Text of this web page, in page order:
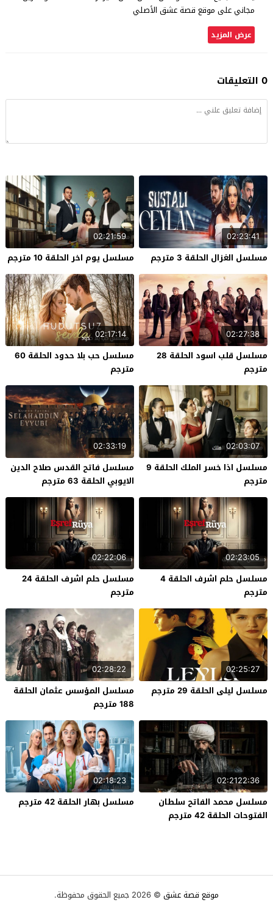
مجاني على موقع قصة عشق الأصلي
عرض المزيد
0 التعليقات
02:23:41
مسلسل الغزال الحلقة 3 مترجم
02:21:59
مسلسل يوم اخر الحلقة 10 مترجم
02:27:38
مسلسل قلب اسود الحلقة 28
مترجم
02:17:14
مسلسل حب بلا حدود الحلقة 60
مترجم
02:03:07
مسلسل اذا خسر الملك الحلقة 9
مترجم
02:33:19
مسلسل فاتح القدس صلاح الدين
الايوبي الحلقة 63 مترجم
02:23:05
مسلسل حلم اشرف الحلقة 4
مترجم
02:22:06
مسلسل حلم اشرف الحلقة 24
مترجم
02:25:27
مسلسل ليلى الحلقة 29 مترجم
02:28:22
مسلسل المؤسس عثمان الحلقة
188 مترجم
02:2122:36
مسلسل محمد الفاتح سلطان
الفتوحات الحلقة 42 مترجم
02:18:23
مسلسل بهار الحلقة 42 مترجم
موقع قصة عشق © 2026 جميع الحقوق محفوظة.